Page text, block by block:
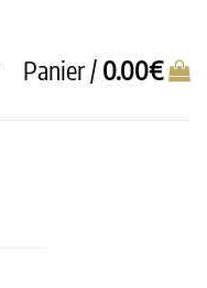
Panier / 0.00€